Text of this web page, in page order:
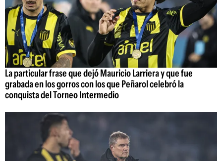
La particular frase que dejó Mauricio Larriera y que fue
grabada en los gorros con los que Peñarol celebró la
conquista del Torneo Intermedio